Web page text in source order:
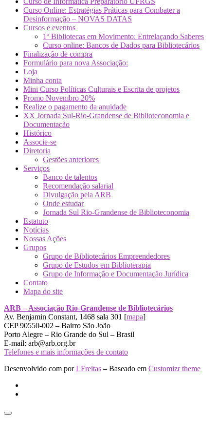
Curso Online: Estratégias Práticas para Combater a
Desinformação – NOVAS DATAS
Cursos e eventos
1º Bibliotecas em Movimento: Entrelaçando Saberes
Curso online: Bancos de Dados para Bibliotecários
Finalização de compra
Formulário para nova Associação:
Loja
Minha conta
Mini Curso Políticas Culturais e Escrita de projetos
Promo Novembro 20%
Realize o pagamento da anuidade
XX Jornada Sul-Rio-Grandense de Biblioteconomia e
Documentação
Histórico
Associe-se
Diretoria
Gestões anteriores
Serviços
Banco de talentos
Recomendação salarial
Divulgação pela ARB
Onde estudar
Jornada Sul Rio-Grandense de Biblioteconomia
Estatuto
Notícias
Nossas Ações
Grupos
Grupo de Bibliotecários Empreendedores
Grupo de Estudos em Biblioterapia
Grupo de Informação e Documentação Jurídica
Contato
Mapa do site
ARB – Associação Rio-Grandense de Bibliotecários
Av. Benjamin Constant, 1468 sala 301 [mapa]
CEP 90550-002 – Bairro São João
Porto Alegre – Rio Grande do Sul – Brasil
E-mail: arb@arb.org.br
Telefones e mais informações de contato
Desenvolvido com porLFreitas – Baseado em Customizr theme